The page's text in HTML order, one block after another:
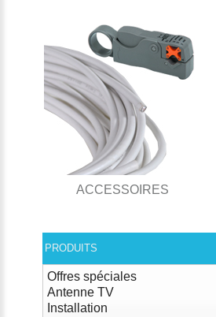
ACCESSOIRES
PRODUITS
Offres spéciales
Antenne TV
Installation